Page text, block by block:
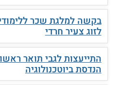
בקשה למלגת שכר
לזוג צעיר חרדי
התייעצות לגבי תואר
הנדסת ביוטכנולוגיה